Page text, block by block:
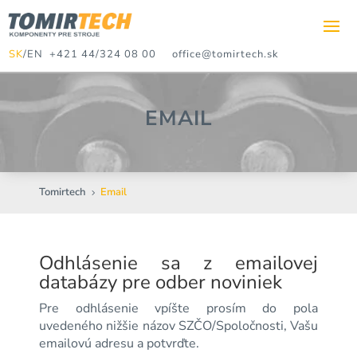
SK/EN +421 44/324 08 00 office@tomirtech.sk
EMAIL
Tomirtech 5 Email
Odhlásenie sa z emailovej
databázy pre odber noviniek
Pre odhlásenie vpíšte prosím do pola
uvedeného nižšie názov SZČO/Spoločnosti, Vašu
emailovú adresu a potvrďte.